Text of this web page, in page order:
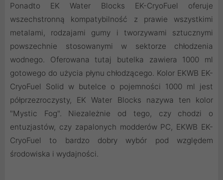
Ponadto EK Water Blocks EK-CryoFuel oferuje
wszechstronną kompatybilność z prawie wszystkimi
metalami, rodzajami gumy i tworzywami sztucznymi
powszechnie stosowanymi w sektorze chłodzenia
wodnego. Oferowana tutaj butelka zawiera 1000 ml
gotowego do użycia płynu chłodzącego. Kolor EKWB EK-
CryoFuel Solid w butelce o pojemności 1000 ml jest
półprzezroczysty, EK Water Blocks nazywa ten kolor
"Mystic Fog". Niezależnie od tego, czy chodzi o
entuzjastów, czy zapalonych modderów PC, EKWB EK-
CryoFuel to bardzo dobry wybór pod względem
środowiska i wydajności.